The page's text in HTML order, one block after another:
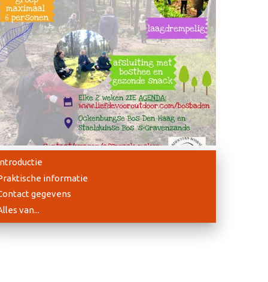
informatie
gegevens
van...